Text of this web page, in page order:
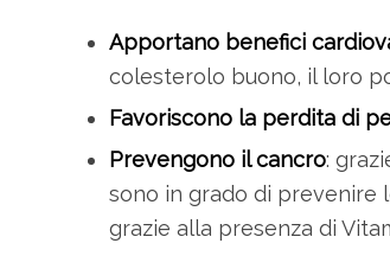
Apportano benefici
colesterolo buono, il loro
Favoriscono la perdita di
Prevengono il cancro:
sono in grado di prevenire
grazie alla presenza di